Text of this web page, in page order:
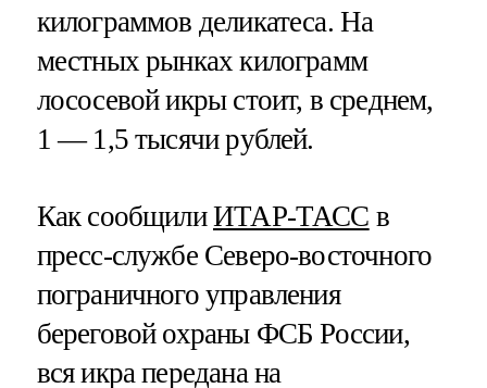
килограммов деликатеса. На
местных рынках килограмм
лососевой икры стоит, в среднем,
1 — 1,5 тысячи рублей.
Как сообщилиИТАР-ТАСС в
пресс-службе Северо-восточного
пограничного управления
береговой охраны ФСБ России,
вся икра передана на